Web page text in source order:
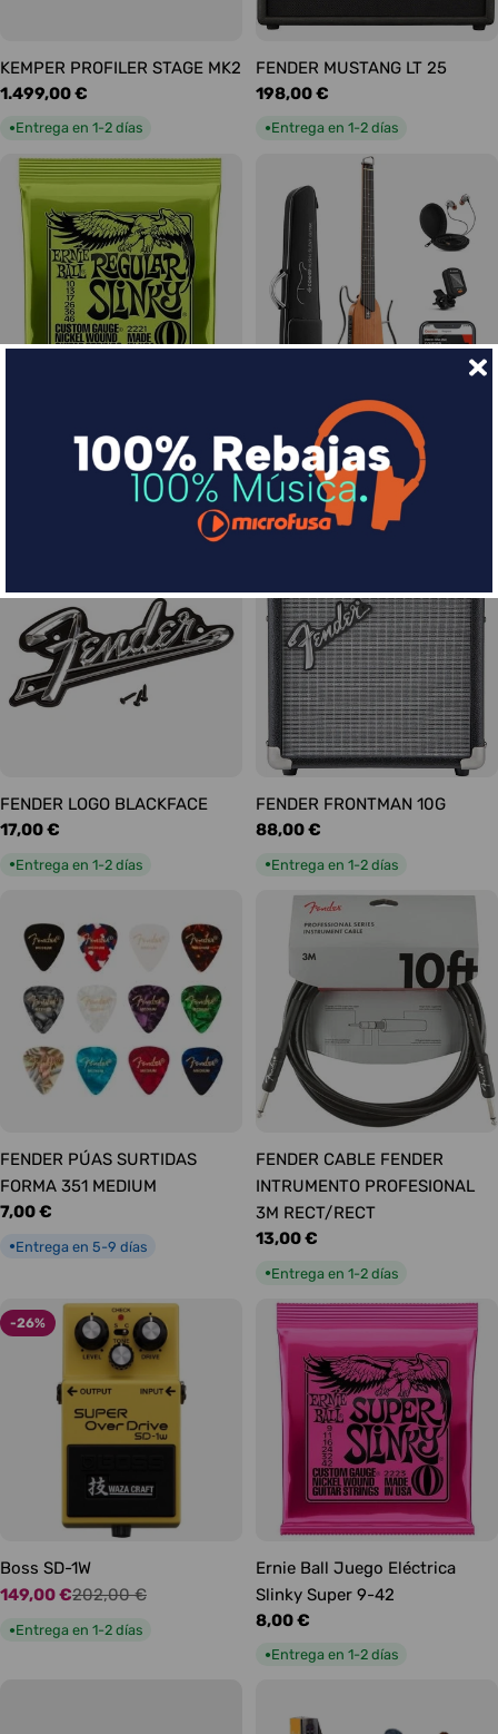
KEMPER PROFILER STAGE MK2
Precio
habitual
1.499,00 €
●Entrega en 1-2 días
FENDER MUSTANG LT 25
Precio
habitual
198,00 €
●Entrega en 1-2 días
Slinky Regular 10-46
DONNER HUSH-I Silent Guitar
Caoba
Precio
habitual
339,00 €
Entrega en 1-2 días
FENDER LOGO BLACKFACE
Precio
17,00 €
●Entrega en 1-2 días
FENDER FRONTMAN 10G
Precio
88,00 €
●Entrega en 1-2 días
FENDER PÚAS SURTIDAS
FORMA 351 MEDIUM
Precio
7,00 €
●Entrega en 5-9 días
FENDER CABLE FENDER
INTRUMENTO PROFESIONAL
3M RECT/RECT
Precio
13,00 €
●Entrega en 1-2 días
-26%
Boss SD-1W
Precio
de
149,00 €
Precio
habitual
202,00 €
●Entrega en 1-2 días
Ernie Ball Juego Eléctrica
Slinky Super 9-42
Precio
habitual
8,00 €
●Entrega en 1-2 días